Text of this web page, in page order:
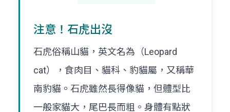
注意！石虎出沒
石虎俗稱山貓，英文名為（Leopard
cat），食肉目、貓科、豹貓屬，又稱華
南豹貓。石虎雖然長得像貓，但體型比
一般家貓大，尾巴長而粗。身體有點狀